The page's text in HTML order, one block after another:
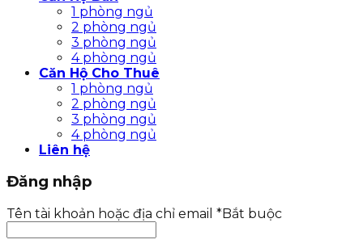
1 phòng ngủ
2 phòng ngủ
3 phòng ngủ
4 phòng ngủ
Căn Hộ Cho Thuê
1 phòng ngủ
2 phòng ngủ
3 phòng ngủ
4 phòng ngủ
Liên hệ
Đăng nhập
Tên tài khoản hoặc địa chỉ email *Bắt buộc